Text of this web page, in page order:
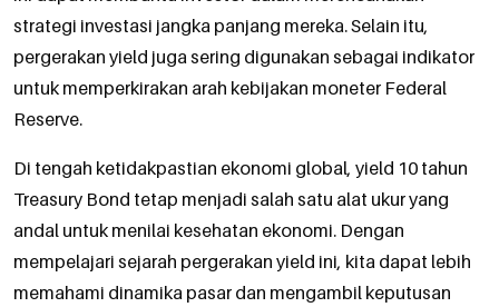
strategi investasi jangka panjang mereka. Selain itu,
pergerakan yield juga sering digunakan sebagai indikator
untuk memperkirakan arah kebijakan moneter Federal
Reserve.
Di tengah ketidakpastian ekonomi global, yield 10 tahun
Treasury Bond tetap menjadi salah satu alat ukur yang
andal untuk menilai kesehatan ekonomi. Dengan
mempelajari sejarah pergerakan yield ini, kita dapat lebih
memahami dinamika pasar dan mengambil keputusan